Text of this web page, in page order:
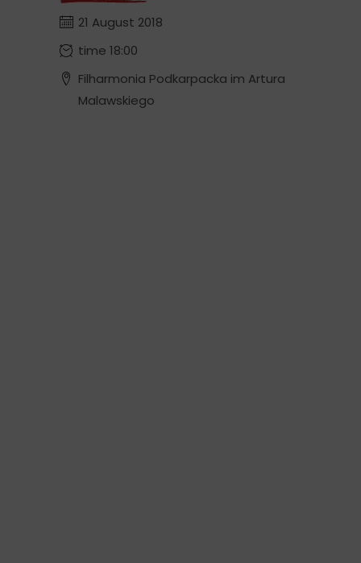
21 August 2018
time 18:00
Filharmonia Podkarpacka im Artura
Malawskiego